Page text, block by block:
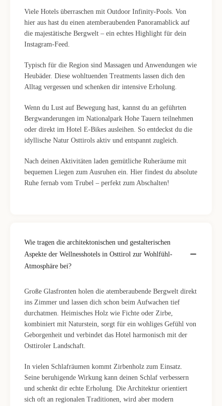
Viele Hotels überraschen mit Outdoor Infinity-Pools. Von
hier aus hast du einen atemberaubenden Panoramablick auf
die majestätische Bergwelt – ein echtes Highlight für dein
Instagram-Feed.
Typisch für die Region sind Massagen und Anwendungen wie
Heubäder. Diese wohltuenden Treatments lassen dich den
Alltag vergessen und schenken dir intensive Erholung.
Wenn du Lust auf Bewegung hast, kannst du an geführten
Bergwanderungen im Nationalpark Hohe Tauern teilnehmen
oder direkt im Hotel E-Bikes ausleihen. So entdeckst du die
idyllische Natur Osttirols aktiv und entspannt zugleich.
Nach deinen Aktivitäten laden gemütliche Ruheräume mit
bequemen Liegen zum Ausruhen ein. Hier findest du absolute
Ruhe fernab vom Trubel – perfekt zum Abschalten!
Wie tragen die architektonischen und gestalterischen
Aspekte der Wellnesshotels in Osttirol zur Wohlfühl-
Atmosphäre bei?
Große Glasfronten holen die atemberaubende Bergwelt direkt
ins Zimmer und lassen dich schon beim Aufwachen tief
durchatmen. Heimisches Holz wie Fichte oder Zirbe,
kombiniert mit Naturstein, sorgt für ein wohliges Gefühl von
Geborgenheit und verbindet das Hotel harmonisch mit der
Osttiroler Landschaft.
In vielen Schlafräumen kommt Zirbenholz zum Einsatz.
Seine beruhigende Wirkung kann deinen Schlaf verbessern
und schenkt dir echte Erholung. Die Architektur orientiert
sich oft an regionalen Traditionen, wird aber modern